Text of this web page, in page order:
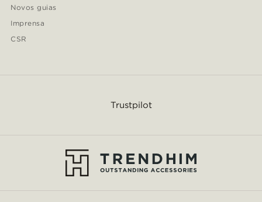
Novos guias
Imprensa
CSR
Trustpilot